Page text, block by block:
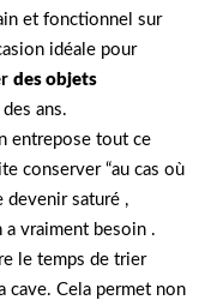
et fonctionnel sur
idéale pour
des objets
ans.
entrepose tout ce
conserver “au cas où
devenir saturé ,
a vraiment besoin .
le temps de trier
cave. Cela permet non